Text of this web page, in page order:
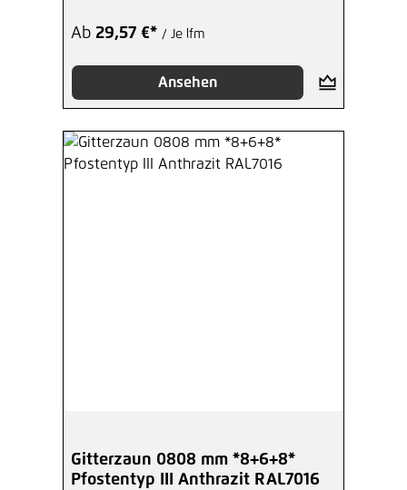
Ab 29,57 €* / Je lfm
Ansehen
Gitterzaun 0808 mm *8+6+8*
Pfostentyp III Anthrazit RAL7016